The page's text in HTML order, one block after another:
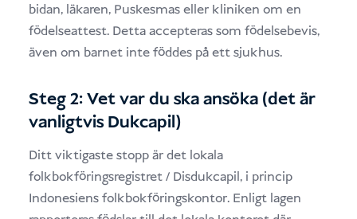
bidan, läkaren, Puskesmas eller kliniken om en
födelseattest. Detta accepteras som födelsebevis,
även om barnet inte föddes på ett sjukhus.
Steg 2: Vet var du ska ansöka (det är
vanligtvis Dukcapil)
Ditt viktigaste stopp är det lokala
folkbokföringsregistret / Disdukcapil, i princip
Indonesiens folkbokföringskontor. Enligt lagen